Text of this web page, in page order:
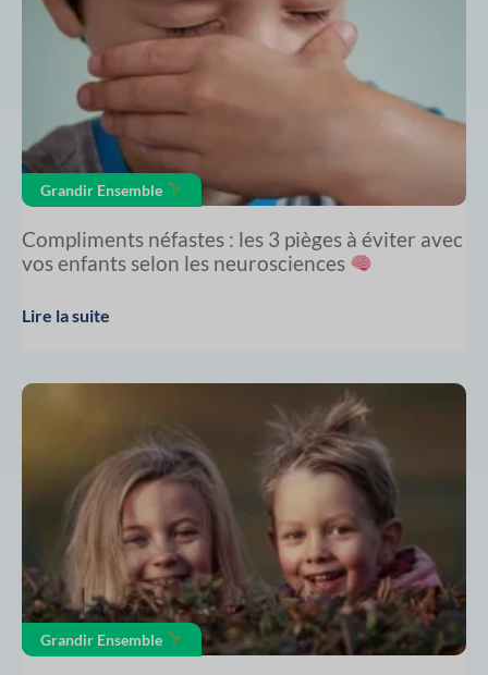
Grandir Ensemble
Compliments néfastes : les 3 pièges à éviter avec
vos enfants selon les neurosciences
Lire la suite
Grandir Ensemble